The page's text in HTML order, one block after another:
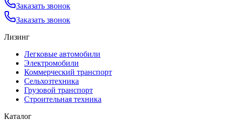
Заказать звонок
Заказать звонок
Лизинг
Легковые автомобили
Электромобили
Коммерческий транспорт
Сельхозтехника
Грузовой транспорт
Строительная техника
Каталог